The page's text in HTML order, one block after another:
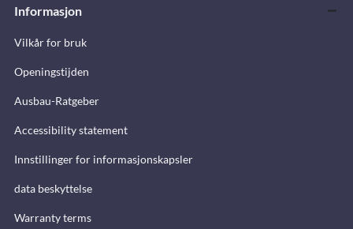
Informasjon
Vilkår for bruk
Openingstijden
Ausbau-Ratgeber
Accessibility statement
Innstillinger for informasjonskapsler
data beskyttelse
Warranty terms